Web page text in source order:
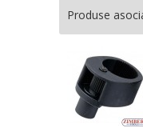
Produse